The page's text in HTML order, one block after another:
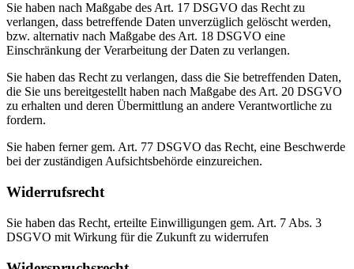
Sie haben nach Maßgabe des Art. 17 DSGVO das Recht zu
verlangen, dass betreffende Daten unverzüglich gelöscht werden,
bzw. alternativ nach Maßgabe des Art. 18 DSGVO eine
Einschränkung der Verarbeitung der Daten zu verlangen.
Sie haben das Recht zu verlangen, dass die Sie betreffenden Daten,
die Sie uns bereitgestellt haben nach Maßgabe des Art. 20 DSGVO
zu erhalten und deren Übermittlung an andere Verantwortliche zu
fordern.
Sie haben ferner gem. Art. 77 DSGVO das Recht, eine Beschwerde
bei der zuständigen Aufsichtsbehörde einzureichen.
Widerrufsrecht
Sie haben das Recht, erteilte Einwilligungen gem. Art. 7 Abs. 3
DSGVO mit Wirkung für die Zukunft zu widerrufen